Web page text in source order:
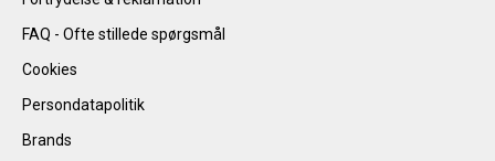
FAQ - Ofte stillede spørgsmål
Cookies
Persondatapolitik
Brands